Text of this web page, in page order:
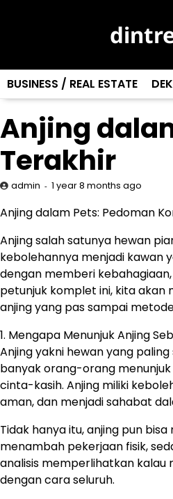
BUSINESS / REAL ESTATE
Anjing
Terakhir
admin 1 year 8 months ago
Anjing dalam Pets: Pedoman
Anjing salah satunya hewan
kebolehannya menjadi kawan
dengan memberi
petunjuk komplet ini, kita
anjing yang pas sampai
1. Mengapa Menunjuk Anjing
Anjing yakni hewan yang
banyak orang-orang
cinta-kasih. Anjing miliki
aman, dan menjadi sahabat
Tidak hanya itu, anjing pun
menambah pekerjaan fisik,
analisis memperlihatkan kalau
dengan cara seluruh.